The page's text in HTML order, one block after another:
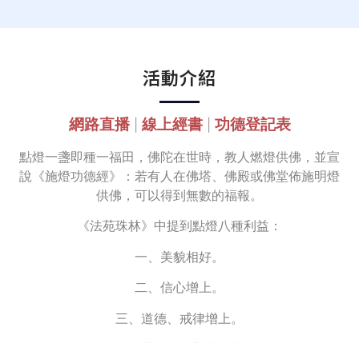
活動介紹
網路直播 線上經書 功德登記表
點燈一盞即種一福田，佛陀在世時，教人燃燈供佛，並宣
說《施燈功德經》：若有人在佛塔、佛殿或佛堂佈施明燈
供佛，可以得到無數的福報。
《法苑珠林》中提到點燈八種利益：
一、美貌相好。
二、信心增上。
三、道德、戒律增上。